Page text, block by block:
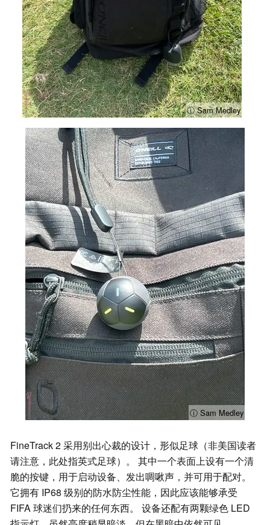
ⓘ Sam Medley
ⓘ Sam Medley
FineTrack 2 采用别出心裁的设计，形似足球（非美国读者
请注意，此处指英式足球）。 其中一个表面上设有一个清
脆的按键，用于启动设备、发出啁啾声，并可用于配对。
它拥有 IP68 级别的防水防尘性能，因此应该能够承受
FIFA 球迷们扔来的任何东西。 设备还配有两颗绿色 LED